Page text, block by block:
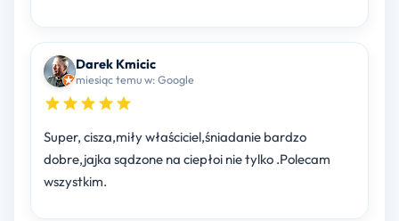
Darek Kmicic
miesiąc temu w: Google
Super, cisza,miły właściciel,śniadanie bardzo
dobre,jajka sądzone na ciepłoi nie tylko .Polecam
wszystkim.